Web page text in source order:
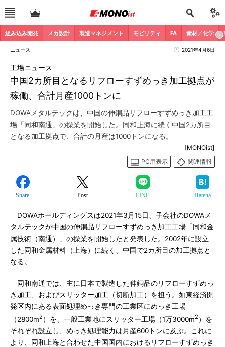
組み込み開発 メカ設計 製造マネジメント モビリティ FA 素材／化学
ニュース 2021年4月6日
中国2カ所目となるリフローすずめっき加工拠点が
稼働、合計月産1000トンに
工場ニュース
DOWAメタルテックは、中国の伸銅品リフローすずめっき加工工
場「同和南通」の操業を開始した。同和上海に続く中国2カ所目
となる加工拠点で、合計の月産は1000トンになる。
[MONOist]
PC用表示
関連情報
Share Post LINE Hatena
DOWAホールディングスは2021年3月15日、子会社のDOWAメ
タルテックが中国の伸銅品リフローすずめっき加工工場「同和金
属技術（南通）」の操業を開始したと発表した。2002年に設立
した同和金属材料（上海）に続く、中国で2カ所目の加工拠点と
なる。
同和南通では、主に日本で製造した伸銅品のリフローすずめっ
き加工、およびスリッター加工（切断加工）を担う。如東経済開
発区内にある表面処理めっき専門の工業区にめっき工場
（2800m2 ）を、一般工業地にスリッター工場（1万3000m2 ）を
それぞれ設立し、めっき処理能力は月産600トンに及ぶ。これに
より、同和上海と合わせた中国国内におけるリフローすずめっき